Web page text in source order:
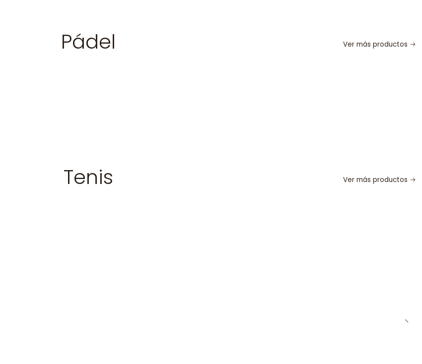
Pádel Ver más productos
Tenis Ver más productos